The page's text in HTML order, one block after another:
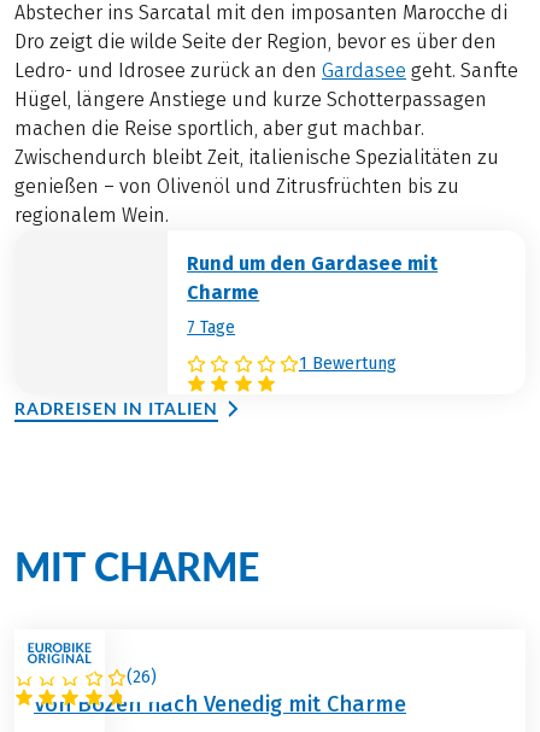
Abstecher ins Sarcatal mit den imposanten Marocche di
Dro zeigt die wilde Seite der Region, bevor es über den
Ledro- und Idrosee zurück an den Gardasee geht. Sanfte
Hügel, längere Anstiege und kurze Schotterpassagen
machen die Reise sportlich, aber gut machbar.
Zwischendurch bleibt Zeit, italienische Spezialitäten zu
genießen – von Olivenöl und Zitrusfrüchten bis zu
regionalem Wein.
Rund um den Gardasee mit
Charme
7 Tage
1 Bewertung
RADREISEN IN ITALIEN
(26)
ITALIEN
Von Bozen nach Venedig mit Charme
MIT CHARME